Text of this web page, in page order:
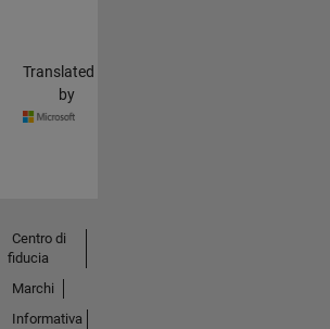
Translated
by
Centro di
fiducia
Marchi
Informativa